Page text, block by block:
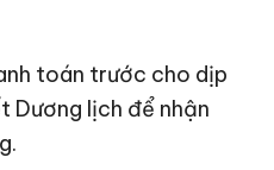
toán trước cho dịp
Dương lịch để nhận